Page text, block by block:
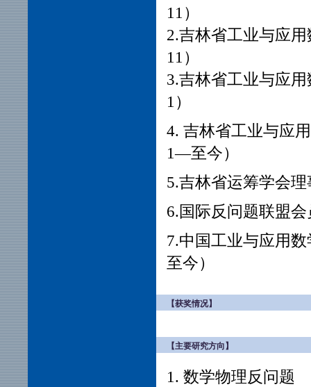
11）
2.吉林省工业与应
11）
3.吉林省工业与应
1）
4. 吉林省工业与应
1—至今）
5.吉林省运筹学会
6.国际反问题联盟
7.中国工业与应用
至今）
【获奖情况】
【主要研究方向】
1. 数学物理反问题